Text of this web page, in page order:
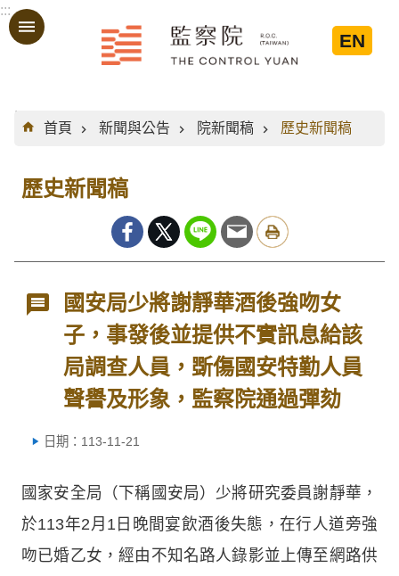
跳到主要內容區塊
:::
EN
:::
首頁
新聞與公告 院新聞稿 歷史新聞稿
歷史新聞稿
國安局少將謝靜華酒後強吻女
子，事發後並提供不實訊息給該
局調查人員，斲傷國安特勤人員
聲譽及形象，監察院通過彈劾
日期：113-11-21
國家安全局（下稱國安局）少將研究委員謝靜華，
於113年2月1日晚間宴飲酒後失態，在行人道旁強
吻已婚乙女，經由不知名路人錄影並上傳至網路供